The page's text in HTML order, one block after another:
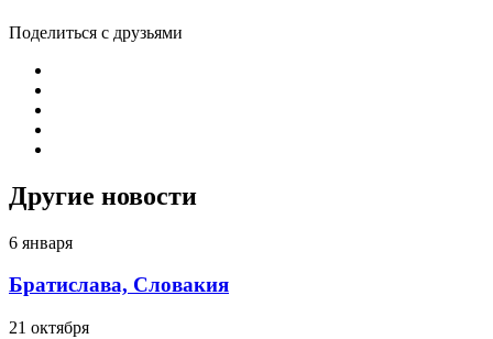
Поделиться с друзьями
Другие новости
6 января
Братислава, Словакия
21 октября